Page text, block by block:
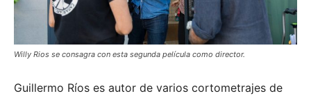
Willy Rios se consagra con esta segunda película como director.
Guillermo Ríos es autor de varios cortometrajes de